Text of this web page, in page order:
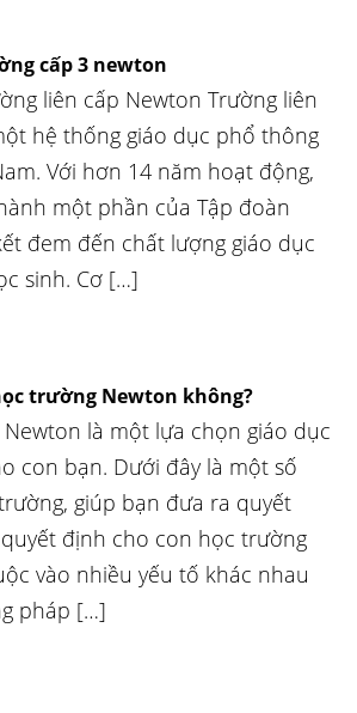
cấp 3 newton
liên cấp Newton Trường liên
hệ thống giáo dục phổ thông
Với hơn 14 năm hoạt động,
một phần của Tập đoàn
đem đến chất lượng giáo dục
sinh. Cơ […]
trường Newton không?
là một lựa chọn giáo dục
con bạn. Dưới đây là một số
giúp bạn đưa ra quyết
định cho con học trường
vào nhiều yếu tố khác nhau
pháp […]